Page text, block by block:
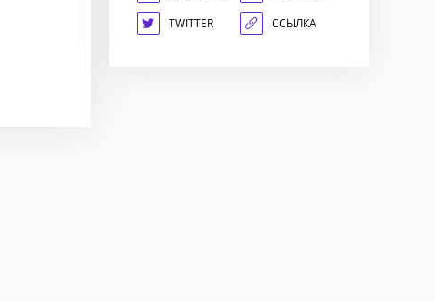
TWITTER ССЫЛКА